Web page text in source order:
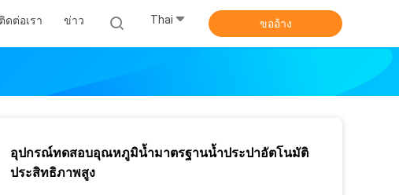
ติดต่อเรา ข่าว Thai ขออ้าง
อุปกรณ์ทดสอบอุณหภูมิน้ำมาตรฐานน้ำประปาอัตโนมัติ
ประสิทธิภาพสูง